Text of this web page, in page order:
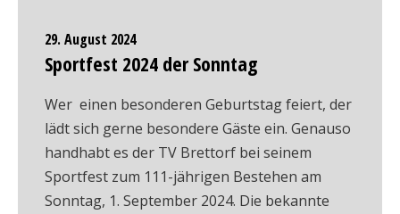
29. August 2024
Sportfest 2024 der Sonntag
Wer einen besonderen Geburtstag feiert, der
lädt sich gerne besondere Gäste ein. Genauso
handhabt es der TV Brettorf bei seinem
Sportfest zum 111-jährigen Bestehen am
Sonntag, 1. September 2024. Die bekannte